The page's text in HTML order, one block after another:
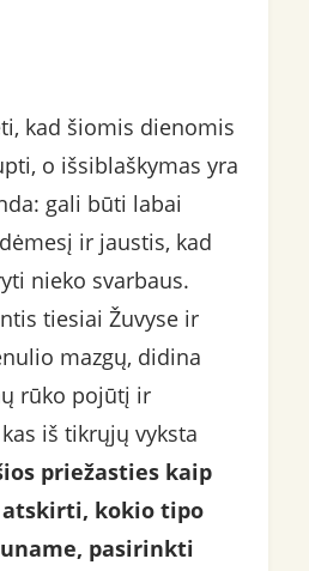
kad šiomis dienomis
o išsiblaškymas yra
gali būti labai
ir jaustis, kad
nieko svarbaus.
tiesiai Žuvyse ir
mazgų, didina
rūko pojūtį ir
iš tikrųjų vyksta
priežasties kaip
atskirti, kokio tipo
pasirinkti